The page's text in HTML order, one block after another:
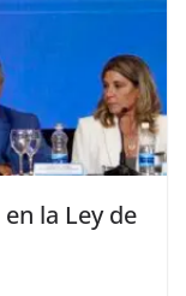
la Ley de